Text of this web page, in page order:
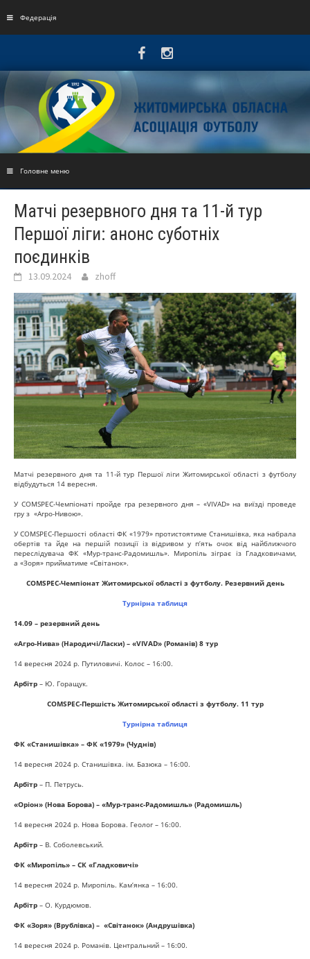
Федерація
Головне меню
Матчі резервного дня та 11-й тур
Першої ліги: анонс суботніх
поєдинків
13.09.2024 zhoff
Матчі резервного дня та 11-й тур Першої ліги Житомирської області з футболу
відбудуться 14 вересня.
У СOMSPEC-Чемпіонаті пройде гра резервного дня – «VIVAD» на виїзді проведе
гру з «Агро-Нивою».
У COMSPEC-Першості областіФК «1979» протистоятиме Станишівка, яка набрала
обертів та йде на першій позиції із відривом у п’ять очок від найближчого
переслідувача ФК «Мур-транс-Радомишль». Миропіль зіграє із Гладковичами,
а «Зоря» прийматиме «Світанок».
COMSPEC-Чемпіонат Житомирської області з футболу. Резервний день
Турнірна таблиця
14.09 – резервний день
«Агро-Нива» (Народичі/Ласки) – «VIVAD» (Романів) 8 тур
14 вересня 2024 р. Путиловичі. Колос – 16:00.
Арбітр – Ю. Горащук.
COMSPEC-Першість Житомирської області з футболу. 11 тур
Турнірна таблиця
ФК «Станишівка» – ФК «1979» (Чуднів)
14 вересня 2024 р. Станишівка. ім. Базюка – 16:00.
Арбітр – П. Петрусь.
«Оріон» (Нова Борова) – «Мур-транс-Радомишль» (Радомишль)
14 вересня 2024 р. Нова Борова. Геолог – 16:00.
Арбітр – В. Соболевський.
ФК «Миропіль» – СК «Гладковичі»
14 вересня 2024 р. Миропіль. Кам’янка – 16:00.
Арбітр – О. Курдюмов.
ФК «Зоря» (Врублівка) – «Світанок» (Андрушівка)
14 вересня 2024 р. Романів. Центральний – 16:00.